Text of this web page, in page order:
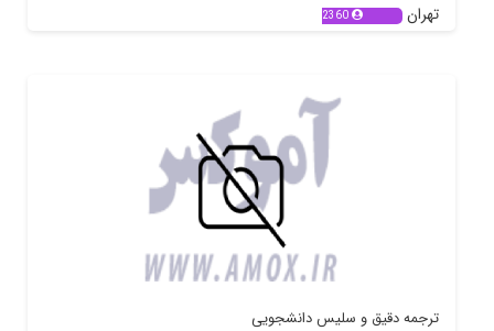
تهران 2360
ترجمه دقیق و سلیس دانشجویی